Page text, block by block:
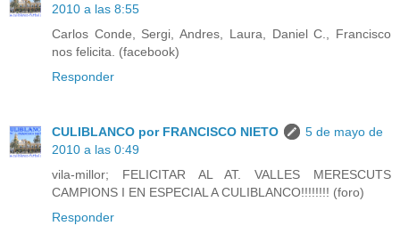
2010 a las 8:55
Carlos Conde, Sergi, Andres, Laura, Daniel C., Francisco
nos felicita. (facebook)
Responder
CULIBLANCO por FRANCISCO NIETO
5 de mayo de
2010 a las 0:49
vila-millor; FELICITAR AL AT. VALLES MERESCUTS
CAMPIONS I EN ESPECIAL A CULIBLANCO!!!!!!!! (foro)
Responder